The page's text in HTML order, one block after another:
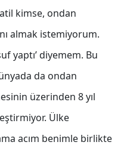
kimse, ondan
almak istemiyorum.
yaptı’ diyemem. Bu
da ondan
üzerinden 8 yıl
Ülke
acım benimle birlikte